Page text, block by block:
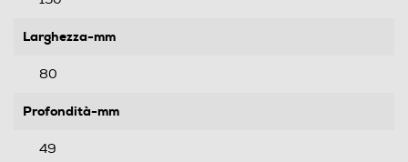
Larghezza-mm
80
Profondità-mm
49